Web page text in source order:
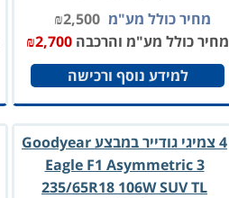
מחיר כולל מע"מ ₪2,500
מחיר כולל מע"מ והרכבה
₪2,700
למידע נוסף ורכישה
4 צמיגי גודייר במבצע Goodyear
Eagle F1 Asymmetric 3
235/65R18 106W SUV TL